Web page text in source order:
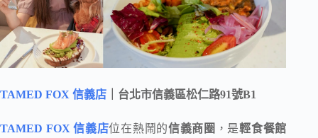
TAMED FOX 信義店 ｜台北市信義區松仁路91號B1
TAMED FOX 信義店位在熱鬧的信義商圈 ，是輕食餐館